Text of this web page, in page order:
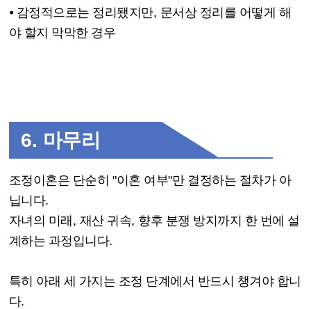
⦁ 감정적으로는 정리됐지만, 문서상 정리를 어떻게 해
야 할지 막막한 경우
6. 마무리
조정이혼은 단순히 "이혼 여부"만 결정하는 절차가 아
닙니다.
자녀의 미래, 재산 귀속, 향후 분쟁 방지까지 한 번에 설
계하는 과정입니다.
특히 아래 세 가지는 조정 단계에서 반드시 챙겨야 합니
다.